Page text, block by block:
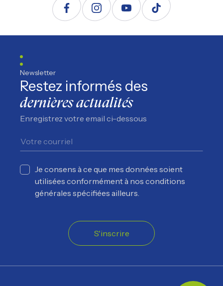
Newsletter
Restez informés des
dernières actualités
Enregistrez votre email ci-dessous
Je consens à ce que mes données soient
utilisées conformément à nos conditions
générales spécifiées ailleurs.
S'inscrire